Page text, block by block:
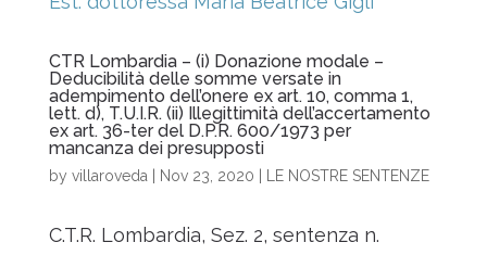
CTR Lombardia – (i) Donazione modale –
Deducibilità delle somme versate in
adempimento dell’onere ex art. 10, comma 1,
lett. d), T.U.I.R. (ii) Illegittimità dell’accertamento
ex art. 36-ter del D.P.R. 600/1973 per
mancanza dei presupposti
by villaroveda Nov 23, 2020 LE NOSTRE SENTENZE
C.T.R. Lombardia, Sez. 2, sentenza n.